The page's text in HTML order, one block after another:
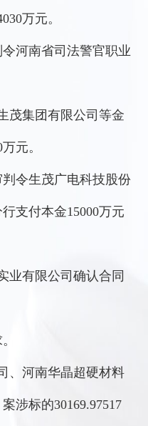
万元。
河南省司法警官职业
茂集团有限公司等金
元。
令生茂广电科技股份
支付本金15000万元
业有限公司确认合同
、河南华晶超硬材料
涉标的30169.97517